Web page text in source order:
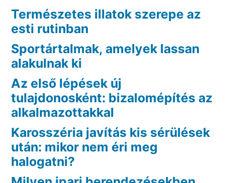
Természetes illatok szerepe az
esti rutinban
Sportártalmak, amelyek lassan
alakulnak ki
Az első lépések új
tulajdonosként: bizalomépítés az
alkalmazottakkal
Karosszéria javítás kis sérülések
után: mikor nem éri meg
halogatni?